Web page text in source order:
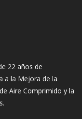
22 años de
a la Mejora de la
Aire Comprimido y la